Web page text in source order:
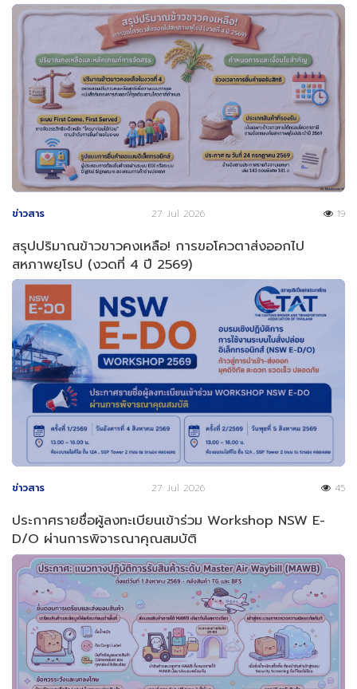
ข่าวสาร 27 Jul 2026 19
สรุปปริมาณข้าวขาวคงเหลือ! การขอโควตาส่งออกไป
สหภาพยุโรป (งวดที่ 4 ปี 2569)
ข่าวสาร 27 Jul 2026 45
ประกาศรายชื่อผู้ลงทะเบียนเข้าร่วม Workshop NSW E-
D/O ผ่านการพิจารณาคุณสมบัติ